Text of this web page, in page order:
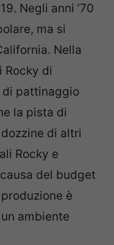
Negli anni ’70
ma si
Nella
Rocky di
di pattinaggio
la pista di
di altri
Rocky e
del budget
è
ambiente